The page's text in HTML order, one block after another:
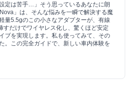
定は苦手…」そう思っているあなたに朗
」は、そんな悩みを一瞬で解決する魔
量5.5gのこの小さなアダプターが、有線
すだけでワイヤレス化し、驚くほど安定
ブを実現します。私も使ってみて、その
。この完全ガイドで、新しい車内体験を